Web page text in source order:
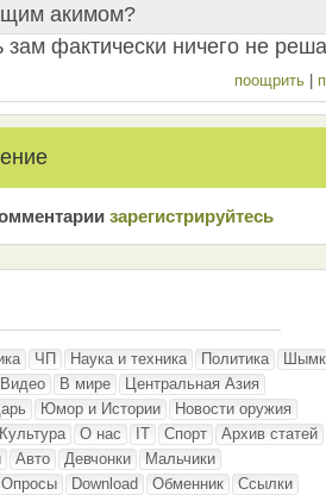
акимом?
фактически ничего не
поощрить
зарeгиcтрирyйтeсь
ЧП Наука и техника Политика
Видео В мире
Центральная Азия
Юмор и Истории
Новости оружия
Культура О нас IT Спорт
Архив статей
Авто Девчонки
Мальчики
Опросы Download Обменник
Ссылки